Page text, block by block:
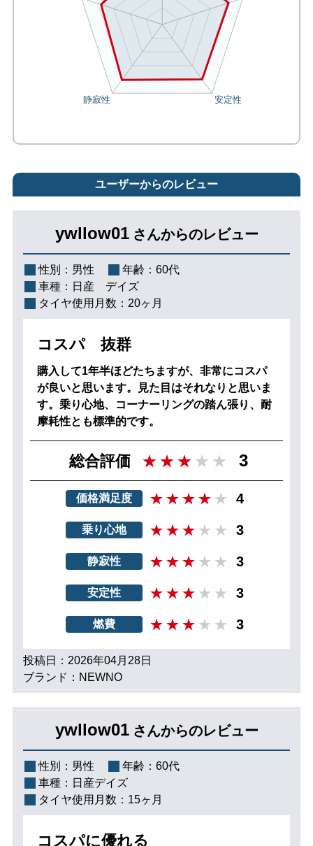
ユーザーからのレビュー
ywllow01 さんからのレビュー
性別： 男性 年齢： 60代
車種： 日産 デイズ
タイヤ使用月数： 20ヶ月
コスパ 抜群
購入して1年半ほどたちますが、非常にコスパ
が良いと思います。見た目はそれなりと思いま
す。乗り心地、コーナーリングの踏ん張り、耐
摩耗性とも標準的です。
総合評価 3
価格満足度 4
乗り心地 3
静寂性 3
安定性 3
燃費 3
投稿日：2026年04月28日
ブランド：NEWNO
ywllow01 さんからのレビュー
性別： 男性 年齢： 60代
車種： 日産デイズ
タイヤ使用月数： 15ヶ月
コスパに優れる